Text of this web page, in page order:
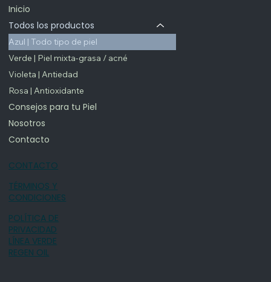
Inicio
Todos los productos
Azul | Todo tipo de piel
Verde | Piel mixta-grasa / acné
Violeta | Antiedad
Rosa | Antioxidante
Consejos para tu Piel
Nosotros
Contacto
CONTACTO
TÉRMINOS Y
CONDICIONES
POLÍTICA DE
PRIVACIDAD
LÍNEA VERDE
REGEN OIL